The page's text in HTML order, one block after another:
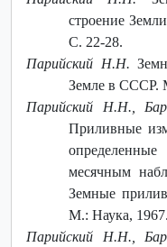
строение
С. 22-28.
Парийский Н.Н.
Земле в СССР.
Парийский Н.Н.,
Приливные
месячным
Земные
М.: Наука,
Парийский Н.Н.,